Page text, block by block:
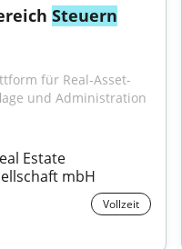
Steuern
für Real-Asset-
und Administration
Estate
mbH
Vollzeit